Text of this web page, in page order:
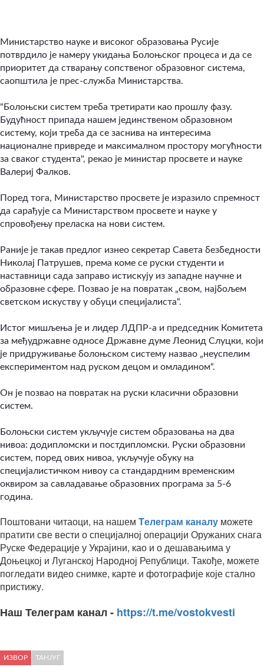
Министарство науке и високог образовања Русије
потврдило је намеру укидања Болоњског процеса и да се
приоритет да стварању сопственог образовног система,
саопштила је прес-служба Министарства.
"Болоњски систем треба третирати као прошлу фазу.
Будућност припада нашем јединственом образовном
систему, који треба да се заснива на интересима
националне привреде и максималном простору могућности
за сваког студента", рекао је министар просвете и науке
Валериј Фалков.
Поред тога, Министарство просвете је изразило спремност
да сарађује са Министарством просвете и науке у
спровођењу преласка на нови систем.
Раније је такав предлог изнео секретар Савета безбедности
Николај Патрушев, према коме се руски студенти и
наставници сада заправо истискују из западне научне и
образовне сфере. Позвао је на повратак „свом, најбољем
светском искуству у обуци специјалиста“.
Истог мишљења је и лидер ЛДПР-а и председник Комитета
за међудржавне односе Државне думе Леонид Слуцки, који
је придруживање болоњском систему назвао „неуспелим
експериментом над руском децом и омладином“.
Он је позвао на повратак на руски класични образовни
систем.
Болоњски систем укључује систем образовања на два
нивоа: додипломски и постдипломски. Руски образовни
систем, поред ових нивоа, укључује обуку на
специјалистичком нивоу са стандардним временским
оквиром за савладавање образовних програма за 5-6
година.
Поштовани читаоци, на нашем Tелеграм каналу можете
пратити све вести о специјалној операцији Оружаних снага
Руске Федерације у Украјини, као и о дешавањима у
Доњецкој и Луганској Народној Републици. Такође, можете
погледати видео снимке, карте и фотографије које стално
пристижу.
Наш Телеграм канал - https://t.me/vostokvesti
ИЗВОР ТАНЈУГ